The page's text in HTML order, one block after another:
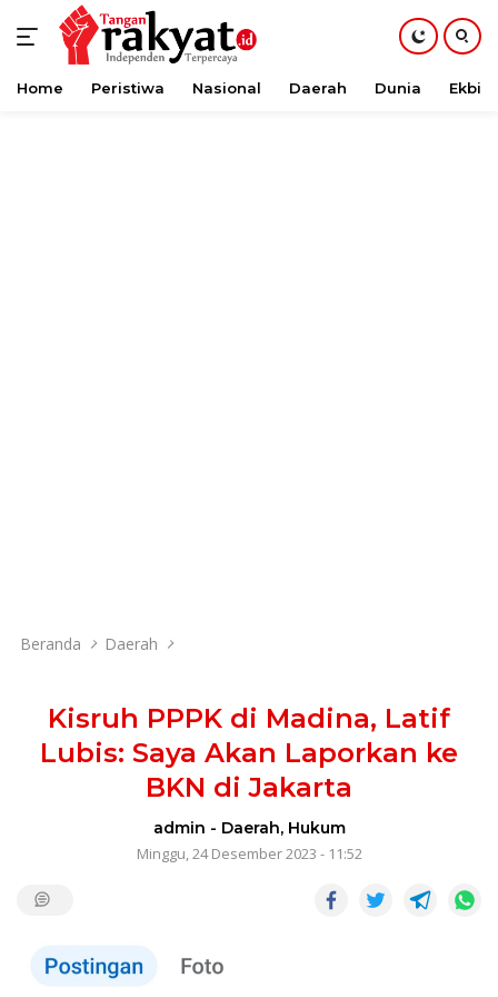
Langsung
Home Peristiwa Nasional Daerah Dunia Ekbis
Beranda Daerah
Kisruh PPPK di Madina, Latif
Lubis: Saya Akan Laporkan ke
BKN di Jakarta
admin - Daerah, Hukum
Minggu, 24 Desember 2023 - 11:52